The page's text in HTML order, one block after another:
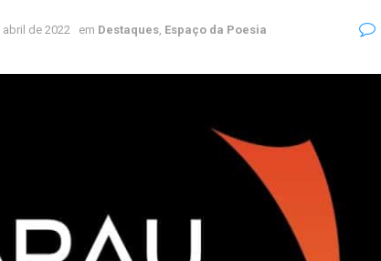
abril de 2022 em Destaques Espaço da Poesia